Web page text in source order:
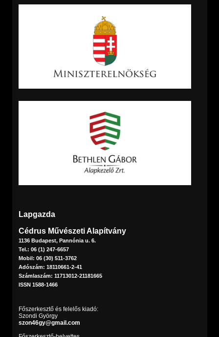
Lapgazda
Cédrus Művészeti Alapítvány
1136 Budapest, Pannónia u. 6.
Tel.: 06 (1) 247-6657
Mobil: 06 (30) 511-3762
Adószám: 18110661-2-41
Számlaszám: 11713012-21181665
ISSN 1588-1466
Főszerkesztő és felelős kiadó:
Szondi György
szon46gy@gmail.com